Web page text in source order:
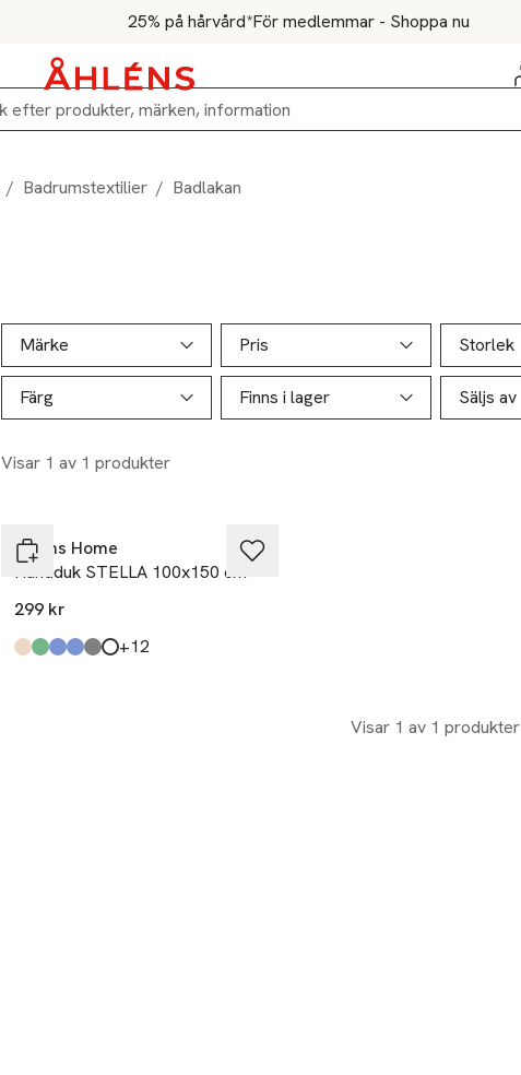
25% på hårvård*För medlemmar - Shoppa nu
/ Badrumstextilier / Badlakan
Hoppa till produktsidan
Märke
Pris Storlek
Färg Finns i lager Säljs av
Visar 1 av 1 produkter
Lista över produkter
Åhléns Home
Handduk STELLA 100x150 cm
299 kr
Produkten finns i färgerna:
Beige,
Mint,
Lt Blue,
Dark Blue,
Mid Grey,
White, +12till
Visar 1 av 1 produkter